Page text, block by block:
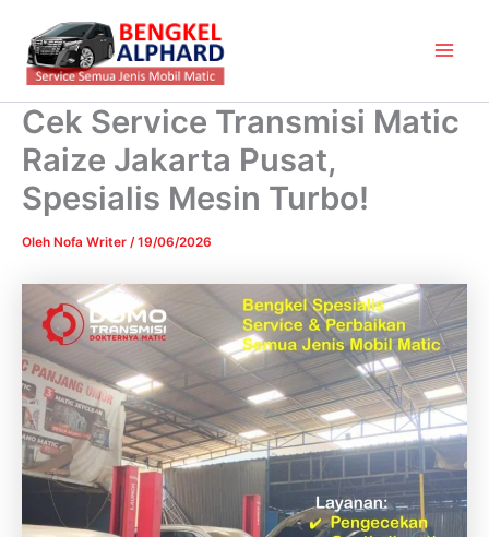
konten
Cek Service Transmisi Matic
Raize Jakarta Pusat,
Spesialis Mesin Turbo!
Oleh Nofa Writer /19/06/2026